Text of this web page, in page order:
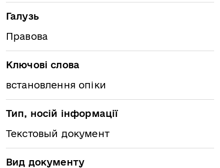
Галузь
Правова
Ключові слова
встановлення опіки
Тип, носій інформації
Текстовый документ
Вид документу